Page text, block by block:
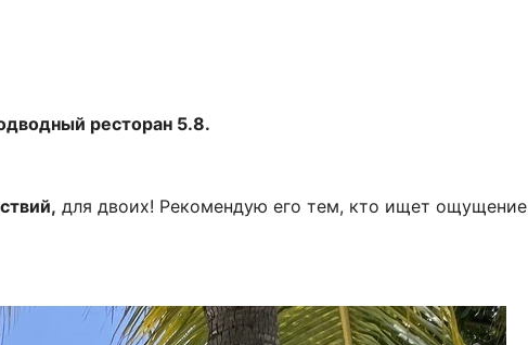
ресторан 5.8.
для двоих! Рекомендую его тем, кто ищет ощущение